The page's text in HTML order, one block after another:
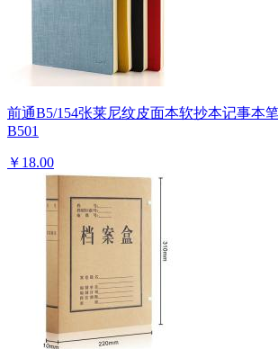
前通B5/154张莱尼纹皮面本软抄本记事本
B501
￥18.00